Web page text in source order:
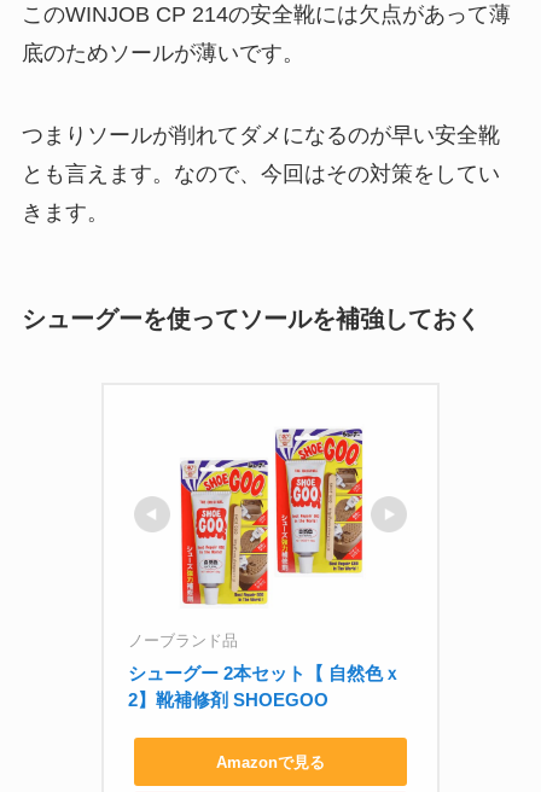
このWINJOB CP 214の安全靴には欠点があって薄
底のためソールが薄いです。
つまりソールが削れてダメになるのが早い安全靴
とも言えます。なので、今回はその対策をしてい
きます。
シューグーを使ってソールを補強しておく
ノーブランド品
シューグー 2本セット【 自然色ｘ
2】靴補修剤 SHOEGOO
Amazonで見る